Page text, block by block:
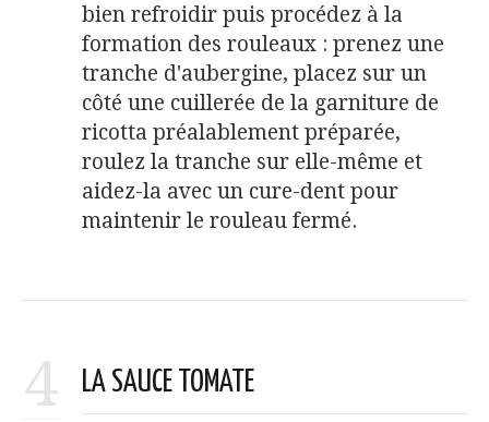
bien refroidir puis procédez à la
formation des rouleaux : prenez une
tranche d'aubergine, placez sur un
côté une cuillerée de la garniture de
ricotta préalablement préparée,
roulez la tranche sur elle-même et
aidez-la avec un cure-dent pour
maintenir le rouleau fermé.
4 LA SAUCE TOMATE